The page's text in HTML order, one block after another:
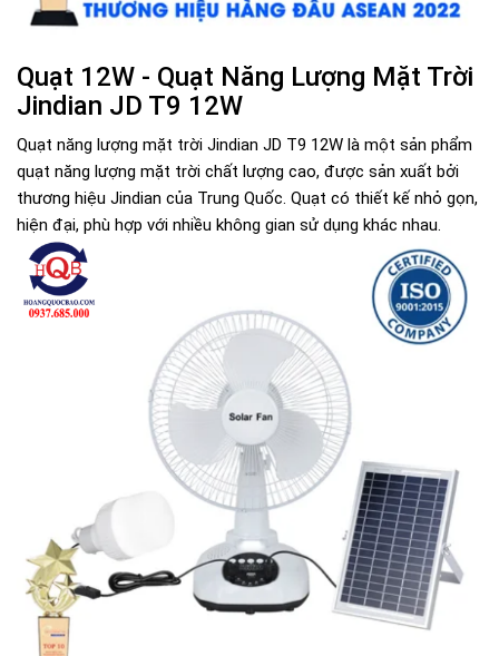
Quạt 12W - Quạt Năng Lượng Mặt Trời
Jindian JD T9 12W
Quạt năng lượng mặt trời Jindian JD T9 12W là một sản phẩm
quạt năng lượng mặt trời chất lượng cao, được sản xuất bởi
thương hiệu Jindian của Trung Quốc. Quạt có thiết kế nhỏ gọn,
hiện đại, phù hợp với nhiều không gian sử dụng khác nhau.